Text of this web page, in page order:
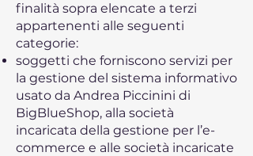
finalità sopra elencate a terzi
appartenenti alle seguenti
categorie:
soggetti che forniscono servizi per
la gestione del sistema informativo
usato da Andrea Piccinini di
BigBlueShop, alla società
incaricata della gestione per l’e-
commerce e alle società incaricate